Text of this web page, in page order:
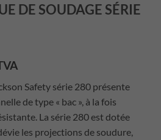
DE SOUDAGE SÉRIE
Safety série 280 présente
de type « bac », à la fois
La série 280 est dotée
les projections de soudure,